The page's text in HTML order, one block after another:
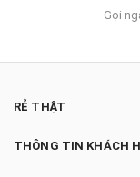
Gọi
RẺ THẬT
THÔNG TIN KHÁCH